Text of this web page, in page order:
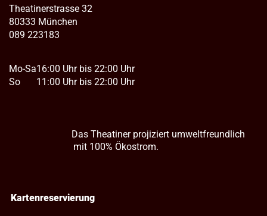
Theatinerstrasse 32
80333 München
089 223183
Mo-Sa
So
16:00 Uhr bis 22:00 Uhr
11:00 Uhr bis 22:00 Uhr
Das Theatiner projiziert umweltfreundlich
mit 100% Ökostrom.
Kartenreservierung